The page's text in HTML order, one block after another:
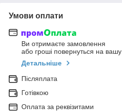
Умови оплати
Ви отримаєте замовлення
або гроші повернуться на вашу
Детальніше
Післяплата
Готівкою
Оплата за реквізитами